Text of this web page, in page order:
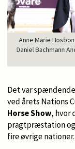
Anne Marie
Daniel Bachmann
Det var
ved årets Nations
Horse Show, hvor
pragtpræstation og
fire øvrige nationer.